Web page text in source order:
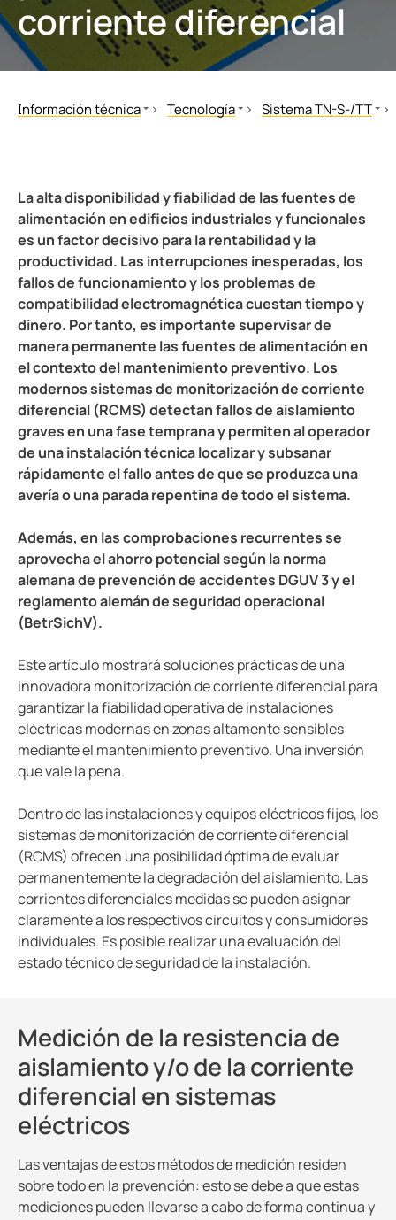
de Gestión y alarma
de carga
y Puertos
eléctrica para instalaciones de agua y aguas residuales
del cliente
corriente diferencial
Información técnica
MONITOR
White Papers
Seminarios
Videos
Aplicaciones
Tecnología
EDS para Ámbito Industrial
Webinars
Blog
Recursos del cliente
CT Calculator
Tecnología
HRG
Vigilancia offline
Montaje de BB-Bus
POWERSCOUT®
Sistema TN-S-/TT
¿Cómo funciona la
Alta disponibilidad,
La alta disponibilidad y fiabilidad de las fuentes de
alimentación en edificios industriales y funcionales
es un factor decisivo para la rentabilidad y la
productividad. Las interrupciones inesperadas, los
fallos de funcionamiento y los problemas de
compatibilidad electromagnética cuestan tiempo y
dinero. Por tanto, es importante supervisar de
manera permanente las fuentes de alimentación en
el contexto del mantenimiento preventivo. Los
modernos sistemas de monitorización de corriente
diferencial (RCMS) detectan fallos de aislamiento
graves en una fase temprana y permiten al operador
de una instalación técnica localizar y subsanar
rápidamente el fallo antes de que se produzca una
avería o una parada repentina de todo el sistema.
Además, en las comprobaciones recurrentes se
aprovecha el ahorro potencial según la norma
alemana de prevención de accidentes DGUV 3 y el
reglamento alemán de seguridad operacional
(BetrSichV).
Este artículo mostrará soluciones prácticas de una
innovadora monitorización de corriente diferencial para
garantizar la fiabilidad operativa de instalaciones
eléctricas modernas en zonas altamente sensibles
mediante el mantenimiento preventivo. Una inversión
que vale la pena.
Dentro de las instalaciones y equipos eléctricos fijos, los
sistemas de monitorización de corriente diferencial
(RCMS) ofrecen una posibilidad óptima de evaluar
permanentemente la degradación del aislamiento. Las
corrientes diferenciales medidas se pueden asignar
claramente a los respectivos circuitos y consumidores
individuales. Es posible realizar una evaluación del
estado técnico de seguridad de la instalación.
Medición de la resistencia de
aislamiento y/o de la corriente
diferencial en sistemas
eléctricos
Las ventajas de estos métodos de medición residen
sobre todo en la prevención: esto se debe a que estas
mediciones pueden llevarse a cabo de forma continua y